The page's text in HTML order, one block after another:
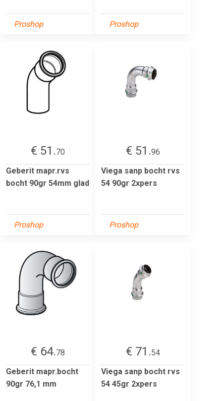
Proshop Proshop
€ 51.70
Geberit mapr.rvs
bocht 90gr 54mm glad
Proshop
€ 51.96
Viega sanp bocht rvs
54 90gr 2xpers
Proshop
€ 64.78
Geberit mapr.bocht
90gr 76,1 mm
€ 71.54
Viega sanp bocht rvs
54 45gr 2xpers